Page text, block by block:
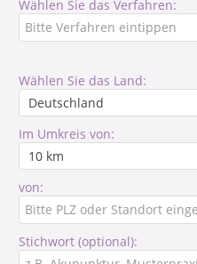
Wählen Sie das Verfahren:
Wählen Sie das Land:
Im Umkreis von:
von:
Stichwort (optional):